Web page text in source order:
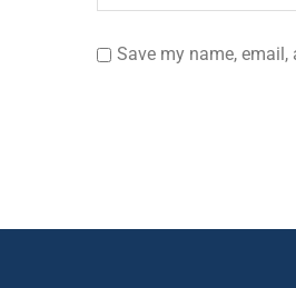
Save my name,